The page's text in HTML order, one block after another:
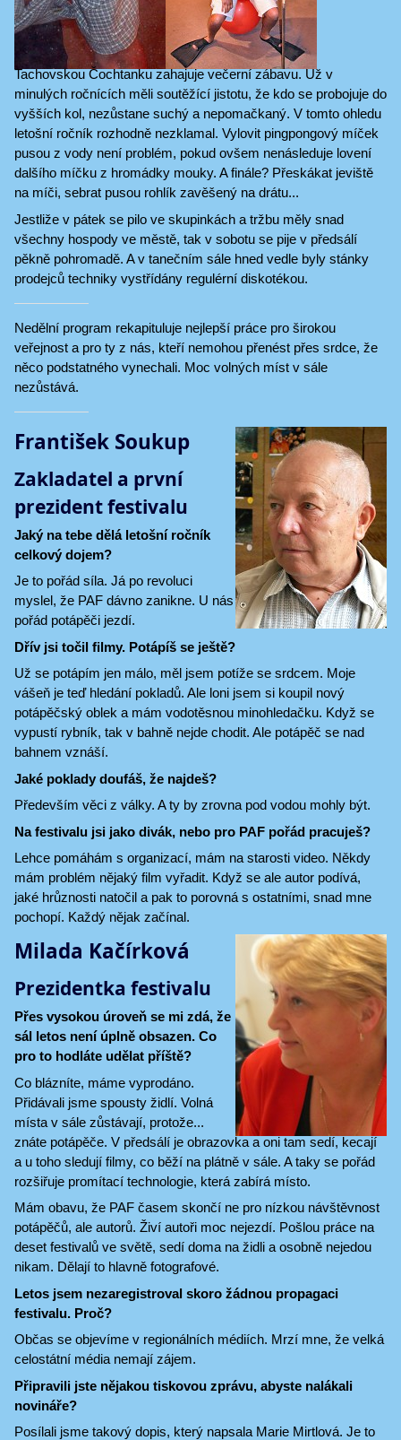
Tachovskou Čochtanku zahajuje večerní zábavu. Už v
minulých ročnících měli soutěžící jistotu, že kdo se probojuje do
vyšších kol, nezůstane suchý a nepomačkaný. V tomto ohledu
letošní ročník rozhodně nezklamal. Vylovit pingpongový míček
pusou z vody není problém, pokud ovšem nenásleduje lovení
dalšího míčku z hromádky mouky. A finále? Přeskákat jeviště
na míči, sebrat pusou rohlík zavěšený na drátu...
Jestliže v pátek se pilo ve skupinkách a tržbu měly snad
všechny hospody ve městě, tak v sobotu se pije v předsálí
pěkně pohromadě. A v tanečním sále hned vedle byly stánky
prodejců techniky vystřídány regulérní diskotékou.
Nedělní program rekapituluje nejlepší práce pro širokou
veřejnost a pro ty z nás, kteří nemohou přenést přes srdce, že
něco podstatného vynechali. Moc volných míst v sále
nezůstává.
František Soukup
Zakladatel a první
prezident festivalu
Jaký na tebe dělá letošní ročník
celkový dojem?
Je to pořád síla. Já po revoluci
myslel, že PAF dávno zanikne. U nás
pořád potápěči jezdí.
Dřív jsi točil filmy. Potápíš se ještě?
Už se potápím jen málo, měl jsem potíže se srdcem. Moje
vášeň je teď hledání pokladů. Ale loni jsem si koupil nový
potápěčský oblek a mám vodotěsnou minohledačku. Když se
vypustí rybník, tak v bahně nejde chodit. Ale potápěč se nad
bahnem vznáší.
Jaké poklady doufáš, že najdeš?
Především věci z války. A ty by zrovna pod vodou mohly být.
Na festivalu jsi jako divák, nebo pro PAF pořád pracuješ?
Lehce pomáhám s organizací, mám na starosti video. Někdy
mám problém nějaký film vyřadit. Když se ale autor podívá,
jaké hrůznosti natočil a pak to porovná s ostatními, snad mne
pochopí. Každý nějak začínal.
Milada Kačírková
Prezidentka festivalu
Přes vysokou úroveň se mi zdá, že
sál letos není úplně obsazen. Co
pro to hodláte udělat příště?
Co blázníte, máme vyprodáno.
Přidávali jsme spousty židlí. Volná
místa v sále zůstávají, protože...
znáte potápěče. V předsálí je obrazovka a oni tam sedí, kecají
a u toho sledují filmy, co běží na plátně v sále. A taky se pořád
rozšiřuje promítací technologie, která zabírá místo.
Mám obavu, že PAF časem skončí ne pro nízkou návštěvnost
potápěčů, ale autorů. Živí autoři moc nejezdí. Pošlou práce na
deset festivalů ve světě, sedí doma na židli a osobně nejedou
nikam. Dělají to hlavně fotografové.
Letos jsem nezaregistroval skoro žádnou propagaci
festivalu. Proč?
Občas se objevíme v regionálních médiích. Mrzí mne, že velká
celostátní média nemají zájem.
Připravili jste nějakou tiskovou zprávu, abyste nalákali
novináře?
Posílali jsme takový dopis, který napsala Marie Mirtlová. Je to